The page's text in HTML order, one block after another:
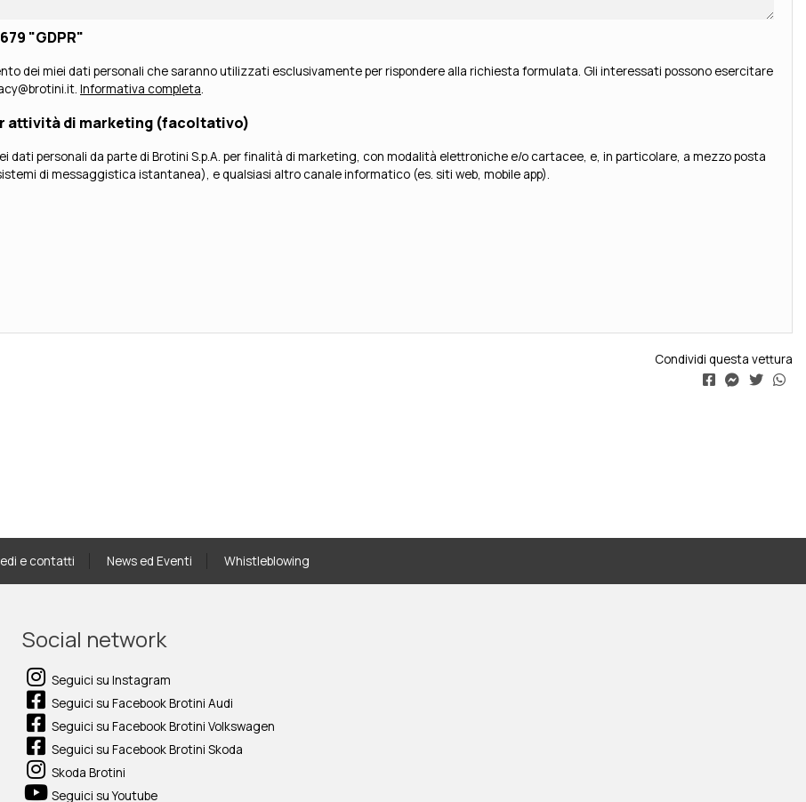
"GDPR"
dei miei dati personali che saranno utilizzati esclusivamente per rispondere alla richiesta formulata. Gli interessati possono esercitare
Informativa completa.
attività di marketing (facoltativo)
di marketing, con modalità elettroniche e/o cartacee, e, in particolare, a mezzo posta
di messaggistica istantanea), e qualsiasi altro canale informatico (es. siti web, mobile app).
Condividi questa vettura
e contatti News ed Eventi Whistleblowing
Social network
Seguici su Instagram
Seguici su Facebook Brotini Audi
Seguici su Facebook Brotini Volkswagen
Seguici su Facebook Brotini Skoda
Skoda Brotini
Seguici su Youtube